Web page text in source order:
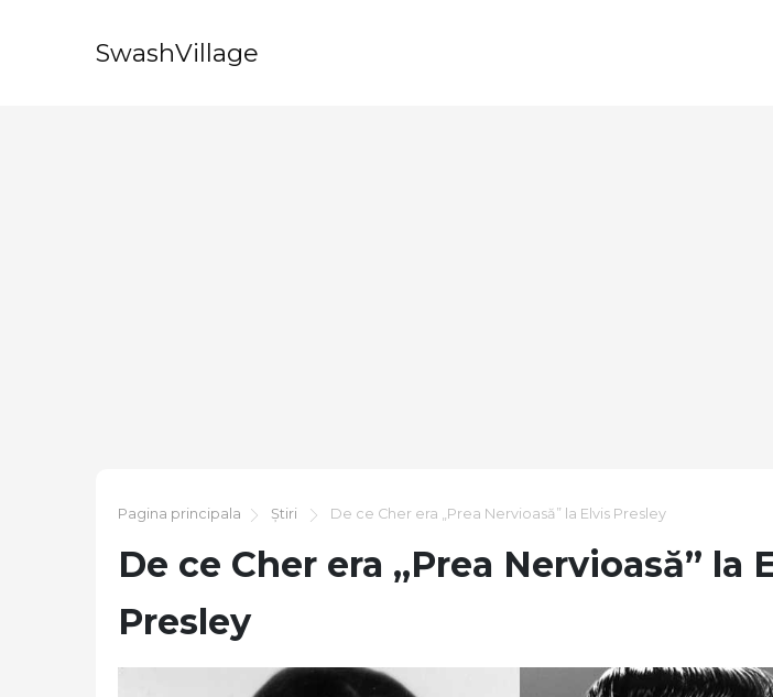
SwashVillage
Pagina principala Știri De ce Cher era „Prea Nervioasă” la Elvis Presley
De ce Cher era „Prea Nervioasă” la
Presley